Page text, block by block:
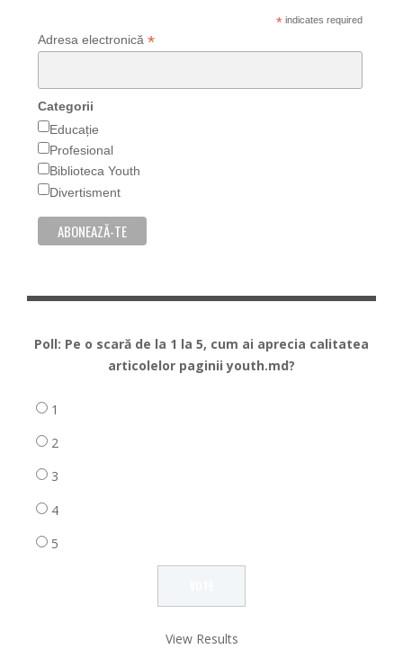
*indicates required
Adresa electronică *
Categorii
Educație
Profesional
Biblioteca Youth
Divertisment
Poll: Pe o scară de la 1 la 5, cum ai aprecia calitatea
articolelor paginii youth.md?
1
2
3
4
5
View Results